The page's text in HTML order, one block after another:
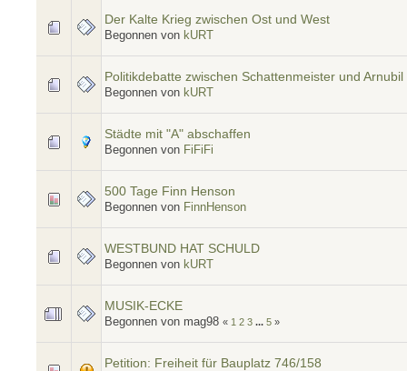
Der Kalte Krieg zwischen Ost und West
Begonnen von kURT
Politikdebatte zwischen Schattenmeister und Arnubil
Begonnen von kURT
Städte mit "A" abschaffen
Begonnen von FiFiFi
500 Tage Finn Henson
Begonnen von FinnHenson
WESTBUND HAT SCHULD
Begonnen von kURT
MUSIK-ECKE
Begonnen von mag98 « 1 2 3 ... 5 »
Petition: Freiheit für Bauplatz 746/158